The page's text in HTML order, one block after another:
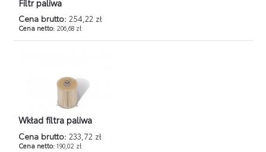
Cena brutto: 254,22 zł
Cena netto: 206,68 zł
Wkład filtra paliwa
Cena brutto: 233,72 zł
Cena netto:190,02 zł